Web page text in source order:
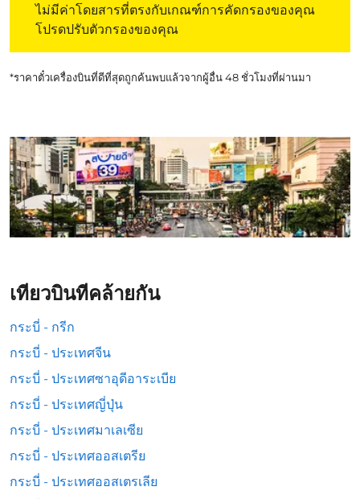
ไม่มีค่าโดยสารที่ตรงกับเกณฑ์การคัดกรองของคุณ
โปรดปรับตัวกรองของคุณ
*ราคาตั๋วเครื่องบินที่ดีที่สุดถูกค้นพบแล้วจากผู้อื่น 48 ชั่วโมงที่ผ่านมา
เที่ยวบินที่คล้ายกัน
กระบี่ - กรีก
กระบี่ - ประเทศจีน
กระบี่ - ประเทศซาอุดีอาระเบีย
กระบี่ - ประเทศญี่ปุ่น
กระบี่ - ประเทศมาเลเซีย
กระบี่ - ประเทศออสเตรีย
กระบี่ - ประเทศออสเตรเลีย